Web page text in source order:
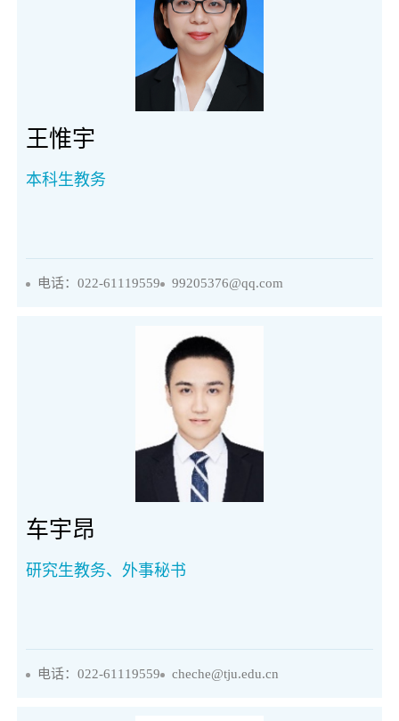
王惟宇
本科生教务
电话：022-61119559 99205376@qq.com
车宇昂
研究生教务、外事秘书
电话：022-61119559 cheche@tju.edu.cn